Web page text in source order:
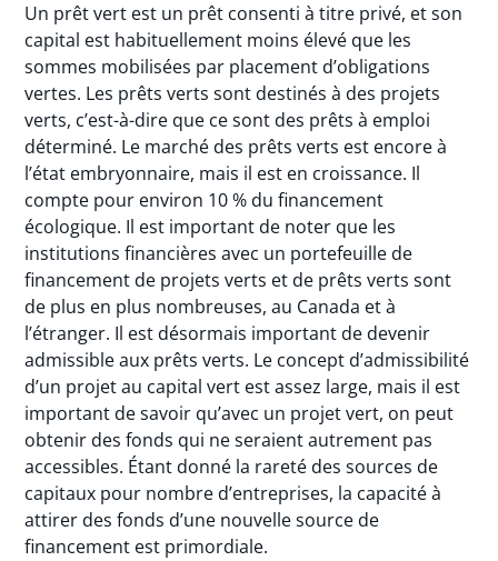
Un prêt vert est un prêt consenti à titre privé, et son
capital est habituellement moins élevé que les
sommes mobilisées par placement d’obligations
vertes. Les prêts verts sont destinés à des projets
verts, c’est-à-dire que ce sont des prêts à emploi
déterminé. Le marché des prêts verts est encore à
l’état embryonnaire, mais il est en croissance. Il
compte pour environ 10 % du financement
écologique. Il est important de noter que les
institutions financières avec un portefeuille de
financement de projets verts et de prêts verts sont
de plus en plus nombreuses, au Canada et à
l’étranger. Il est désormais important de devenir
admissible aux prêts verts. Le concept d’admissibilité
d’un projet au capital vert est assez large, mais il est
important de savoir qu’avec un projet vert, on peut
obtenir des fonds qui ne seraient autrement pas
accessibles. Étant donné la rareté des sources de
capitaux pour nombre d’entreprises, la capacité à
attirer des fonds d’une nouvelle source de
financement est primordiale.